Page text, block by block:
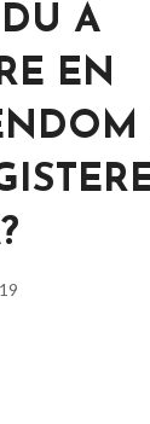
Å
EN